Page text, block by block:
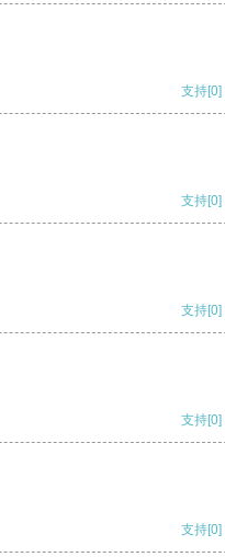
支持[0]
支持[0]
支持[0]
支持[0]
支持[0]